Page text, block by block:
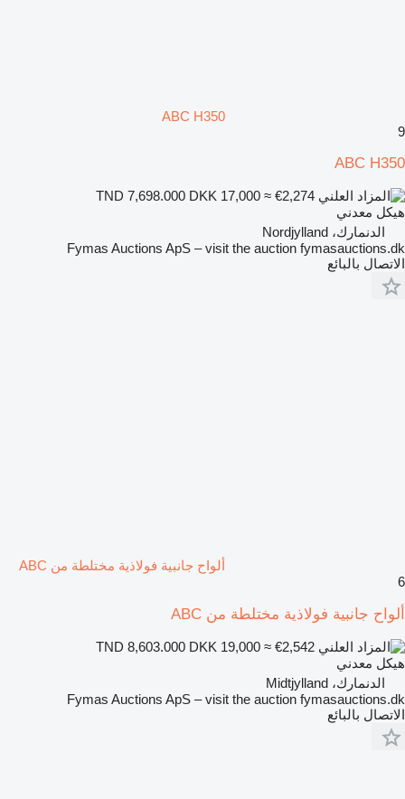
ABC H350
9
ABC H350
DKK 17,000 ≈ €2,274
هيكل معدني
الدنمارك، Nordjylland
Fymas Auctions ApS – visit the auction fymasauctions.dk
الاتصال بالبائع
ألواح جانبية فولاذية مختلطة من ABC
6
ألواح جانبية فولاذية مختلطة من ABC
DKK 19,000 ≈ €2,542
هيكل معدني
الدنمارك، Midtjylland
Fymas Auctions ApS – visit the auction fymasauctions.dk
الاتصال بالبائع